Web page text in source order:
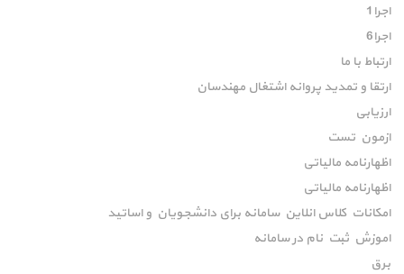
اجرا1
اجرا6
ارتباط با ما
ارتقا و تمدید پروانه اشتغال مهندسان
ارزیابی
ازمون تست
اظهارنامه مالیاتی
اظهارنامه مالیاتی
امکانات کلاس انلاین سامانه برای دانشجویان و اساتید
اموزش ثبت نام در سامانه
برق